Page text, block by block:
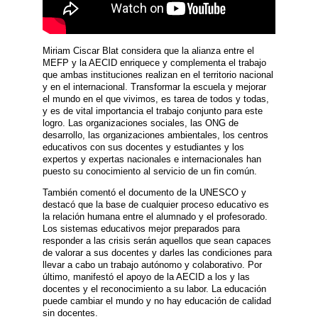
Miriam Ciscar Blat considera que la alianza entre el
MEFP y la AECID enriquece y complementa el trabajo
que ambas instituciones realizan en el territorio nacional
y en el internacional. Transformar la escuela y mejorar
el mundo en el que vivimos, es tarea de todos y todas,
y es de vital importancia el trabajo conjunto para este
logro. Las organizaciones sociales, las ONG de
desarrollo, las organizaciones ambientales, los centros
educativos con sus docentes y estudiantes y los
expertos y expertas nacionales e internacionales han
puesto su conocimiento al servicio de un fin común.
También comentó el documento de la UNESCO y
destacó que la base de cualquier proceso educativo es
la relación humana entre el alumnado y el profesorado.
Los sistemas educativos mejor preparados para
responder a las crisis serán aquellos que sean capaces
de valorar a sus docentes y darles las condiciones para
llevar a cabo un trabajo autónomo y colaborativo. Por
último, manifestó el apoyo de la AECID a los y las
docentes y el reconocimiento a su labor. La educación
puede cambiar el mundo y no hay educación de calidad
sin docentes.